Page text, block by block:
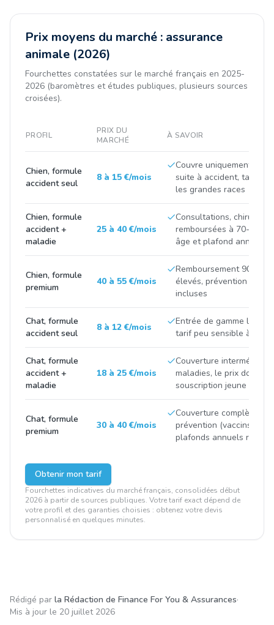
Prix moyens du marché : assurance
animale (2026)
Fourchettes constatées sur le marché français en 2025-
2026 (baromètres et études publiques, plusieurs sources
croisées).
PROFIL
PRIX DU
MARCHÉ
À SAVOIR
Chien, formule
accident seul
8 à 15 €/mois
Couvre uniquement les
suite à accident, tarif
les grandes races
Chien, formule
accident +
maladie
25 à 40 €/mois
Consultations,
remboursées à 70-90
âge et plafond annuel
Chien, formule
premium
40 à 55 €/mois
Remboursement 90-100
élevés, prévention et
incluses
Chat, formule
accident seul
8 à 12 €/mois
Entrée de gamme
tarif peu sensible à la
Chat, formule
accident +
maladie
18 à 25 €/mois
Couverture
maladies, le prix double
souscription jeune et
Chat, formule
premium
30 à 40 €/mois
Couverture complète
prévention (vaccins,
plafonds annuels
Obtenir mon tarif
Fourchettes indicatives du marché français, consolidées début
2026 à partir de sources publiques. Votre tarif exact dépend de
votre profil et des garanties choisies : obtenez votre devis
personnalisé en quelques minutes.
Rédigé par la Rédaction de Finance For You & Assurances·
Mis à jour le 20 juillet 2026